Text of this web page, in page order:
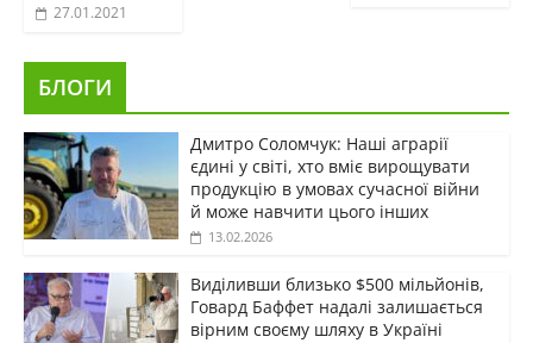
27.01.2021
БЛОГИ
Дмитро Соломчук: Наші аграрії
єдині у світі, хто вміє вирощувати
продукцію в умовах сучасної війни
й може навчити цього інших
13.02.2026
Виділивши близько $500 мільйонів,
Говард Баффет надалі залишається
вірним своєму шляху в Україні